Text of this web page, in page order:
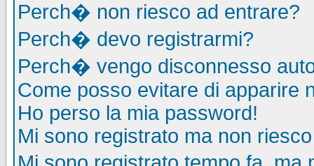
Perch� non riesco ad entrare?
Perch� devo registrarmi?
Perch� vengo disconnesso
Come posso evitare di apparire
Ho perso la mia password!
Mi sono registrato ma non